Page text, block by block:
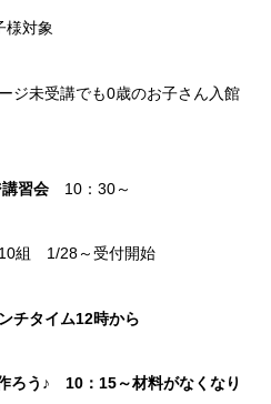
象
講でも0歳のお子さん入館
習会 10：30～
28～受付開始
チタイム12時から
ろう♪ 10：15～材料がなくなり